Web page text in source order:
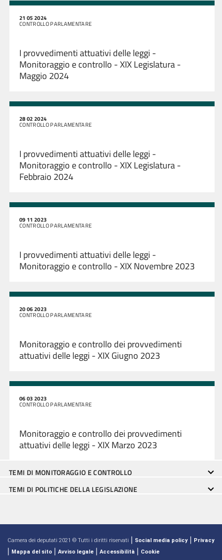
21 05 2024
CONTROLLO PARLAMENTARE
I provvedimenti attuativi delle leggi -
Monitoraggio e controllo - XIX Legislatura -
Maggio 2024
28 02 2024
CONTROLLO PARLAMENTARE
I provvedimenti attuativi delle leggi -
Monitoraggio e controllo - XIX Legislatura -
Febbraio 2024
09 11 2023
CONTROLLO PARLAMENTARE
I provvedimenti attuativi delle leggi -
Monitoraggio e controllo - XIX Novembre 2023
20 06 2023
CONTROLLO PARLAMENTARE
Monitoraggio e controllo dei provvedimenti
attuativi delle leggi - XIX Giugno 2023
06 03 2023
CONTROLLO PARLAMENTARE
Monitoraggio e controllo dei provvedimenti
attuativi delle leggi - XIX Marzo 2023
TEMI DI MONITORAGGIO E CONTROLLO
TEMI DI POLITICHE DELLA LEGISLAZIONE
Camera dei deputati 2021 © Tutti i diritti riservati | Social media policy | Privacy
| Mappa del sito | Avviso legale | Accessibilità | Cookie